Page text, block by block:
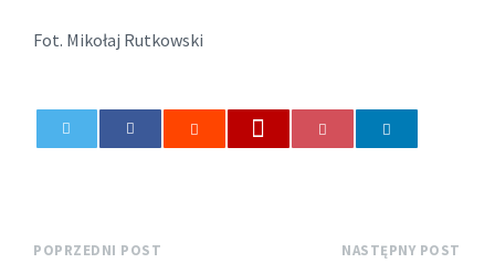
Fot. Mikołaj Rutkowski
POPRZEDNI POST NASTĘPNY POST